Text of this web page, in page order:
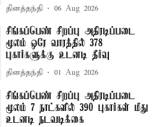
தினத்தந்தி 06 Aug 2026
சிங்கப்பெண் சிறப்பு அதிரடிப்படை
மூலம் ஒரே வாரத்தில் 378
புகார்களுக்கு உடனடி தீர்வு
தினத்தந்தி 01 Aug 2026
சிங்கப்பெண் சிறப்பு அதிரடிப்படை
மூலம் 7 நாட்களில் 390 புகார்கள் மீது
உடனடி நடவடிக்கை